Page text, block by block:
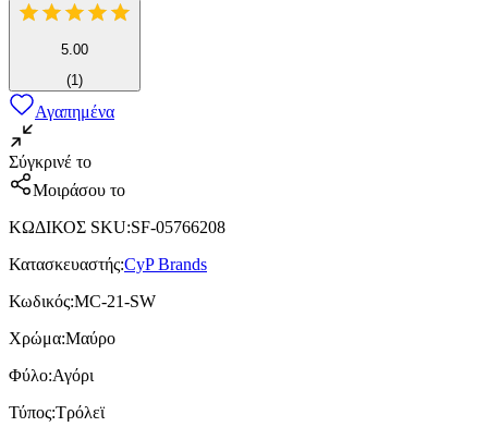
5.00
(1)
Αγαπημένα
Σύγκρινέ το
Μοιράσου το
ΚΩΔΙΚΟΣ SKU:SF-05766208
Κατασκευαστής:CyP Brands
Κωδικός:MC-21-SW
Χρώμα:Μαύρο
Φύλο:Αγόρι
Τύπος:Τρόλεϊ